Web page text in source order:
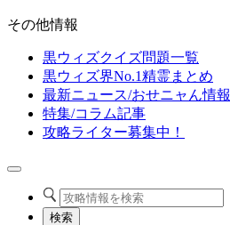
その他情報
黒ウィズクイズ問題一覧
黒ウィズ界No.1精霊まとめ
最新ニュース/おせニャん情報
特集/コラム記事
攻略ライター募集中！
検索